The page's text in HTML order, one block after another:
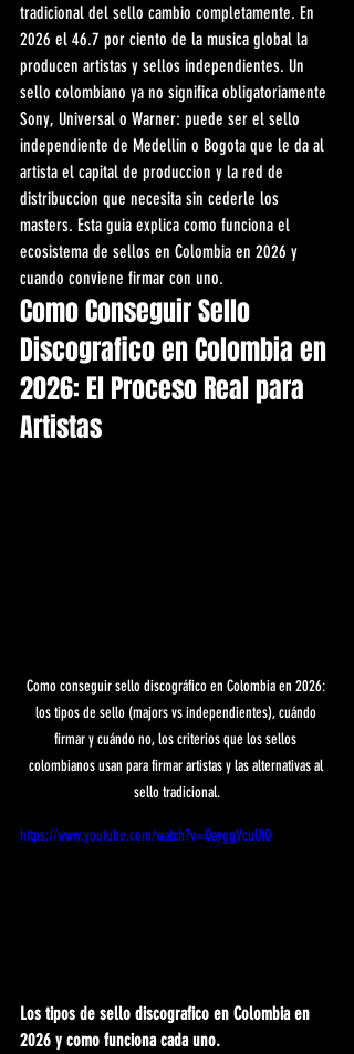
tradicional del sello cambio completamente. En
2026 el 46.7 por ciento de la musica global la
producen artistas y sellos independientes. Un
sello colombiano ya no significa obligatoriamente
Sony, Universal o Warner: puede ser el sello
independiente de Medellin o Bogota que le da al
artista el capital de produccion y la red de
distribuccion que necesita sin cederle los
masters. Esta guia explica como funciona el
ecosistema de sellos en Colombia en 2026 y
cuando conviene firmar con uno.
Como Conseguir Sello
Discografico en Colombia en
2026: El Proceso Real para
Artistas
Como conseguir sello discográfico en Colombia en 2026:
los tipos de sello (majors vs independientes), cuándo
firmar y cuándo no, los criterios que los sellos
colombianos usan para firmar artistas y las alternativas al
sello tradicional.
https://www.youtube.com/watch?v=QayggVcuUtQ
Los tipos de sello discografico en Colombia en
2026 y como funciona cada uno.